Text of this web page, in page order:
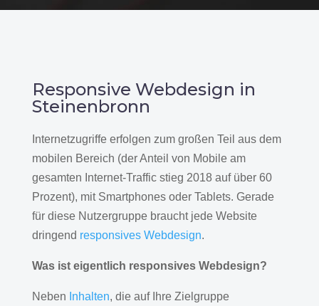
Responsive Webdesign in
Steinenbronn
Internetzugriffe erfolgen zum großen Teil aus dem
mobilen Bereich (der Anteil von Mobile am
gesamten Internet-Traffic stieg 2018 auf über 60
Prozent), mit Smartphones oder Tablets. Gerade
für diese Nutzergruppe braucht jede Website
dringend responsives Webdesign.
Was ist eigentlich responsives Webdesign?
Neben Inhalten, die auf Ihre Zielgruppe